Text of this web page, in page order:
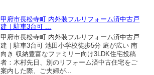
甲府市長松寺町 内外装フルリフォーム済中古戸
建｜駐車3台可 ...
甲府市長松寺町 内外装フルリフォーム済中古戸
建｜駐車3台可 池田小学校徒歩5分 庭が広い 南
向き 収納豊富なファミリー向け3LDK住宅投稿
者：木村先日、別のリフォーム済中古住宅をご
案内した際、ご夫婦が...